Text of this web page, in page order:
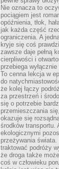
Nie oznacza to
pociągiem jest
opóźnienia, tłok,
jak każda część
ograniczenia. A
kryje się coś
zawsze daje pełną
cierpliwości i
przebiega
To cenna lekcja w
do
że kolej łączy
za przestrzeń i
się o potrzebie
przemieszczania
okazuje się
środków transportu.
ekologicznymi
przeżywania
traktować podróży
że droga także
coś w człowieku